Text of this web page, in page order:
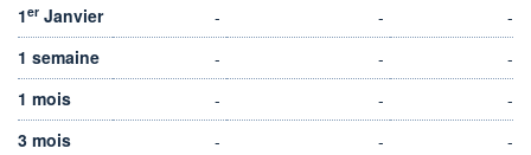
1er Janvier - -
-
1 semaine
- -
-
1 mois
- -
-
3 mois
- -
-